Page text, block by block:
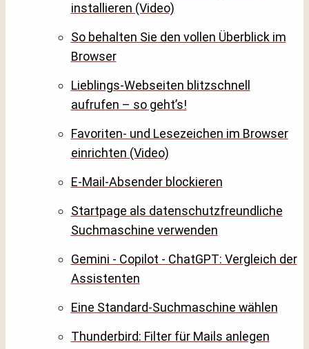
installieren (Video)
So behalten Sie den vollen Überblick im
Browser
Lieblings-Webseiten blitzschnell
aufrufen – so geht’s!
Favoriten- und Lesezeichen im Browser
einrichten (Video)
E-Mail-Absender blockieren
Startpage als datenschutzfreundliche
Suchmaschine verwenden
Gemini - Copilot - ChatGPT: Vergleich der
Assistenten
Eine Standard-Suchmaschine wählen
Thunderbird: Filter für Mails anlegen